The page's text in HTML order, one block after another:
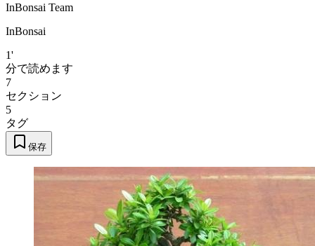
InBonsai Team
InBonsai
1'
分で読めます
7
セクション
5
タグ
保存